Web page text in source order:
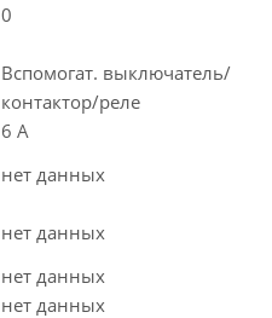
0
Вспомогат. выключатель/
контактор/реле
6 А
нет данных
нет данных
нет данных
нет данных